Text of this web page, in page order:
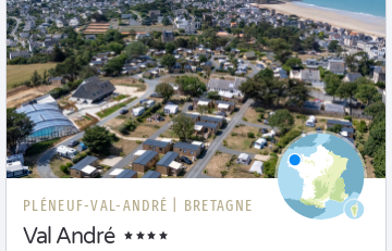
PLÉNEUF-VAL-ANDRÉ | BRETAGNE
Val André